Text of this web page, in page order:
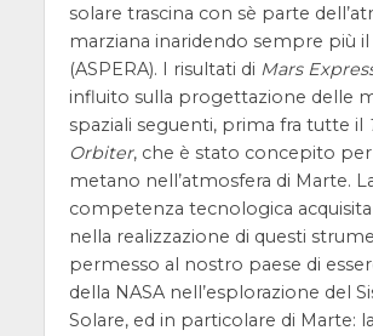
solare trascina con sè parte
marziana inaridendo sempre più
(ASPERA). I risultati di Mars
influito sulla progettazione delle
spaziali seguenti, prima fra tutte il
Orbiter, che è stato concepito per
metano nell’atmosfera di Marte.
competenza tecnologica
nella realizzazione di questi
permesso al nostro paese di
della NASA nell’esplorazione del
Solare, ed in particolare di Marte: